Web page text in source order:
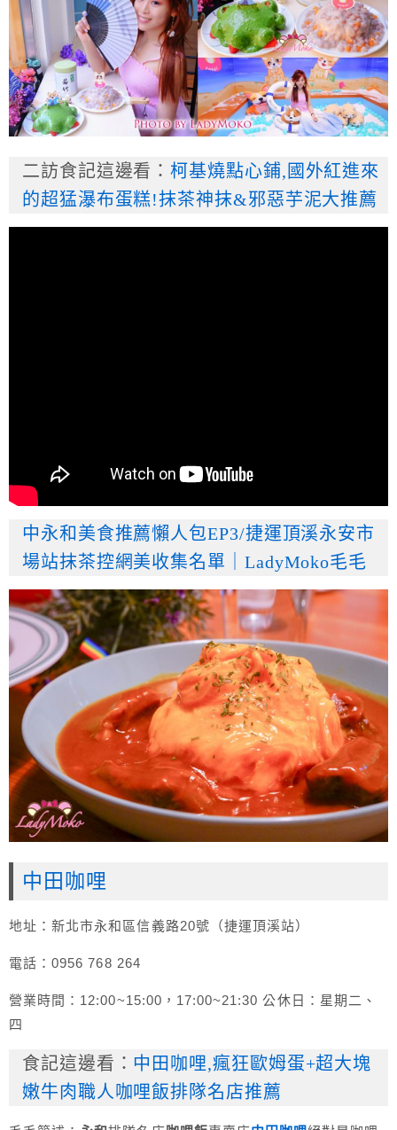
二訪食記這邊看：柯基燒點心鋪,國外紅進來
的超猛瀑布蛋糕!抹茶神抹&邪惡芋泥大推薦
中永和美食推薦懶人包EP3/捷運頂溪永安市
場站抹茶控網美收集名單｜LadyMoko毛毛
中田咖哩
地址：新北市永和區信義路20號（捷運頂溪站）
電話：0956 768 264
營業時間：12:00~15:00，17:00~21:30 公休日：星期二、
四
食記這邊看： 中田咖哩,瘋狂歐姆蛋+超大塊
嫩牛肉職人咖哩飯排隊名店推薦